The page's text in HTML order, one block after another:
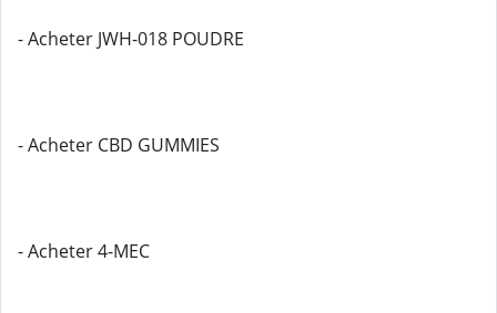
- Acheter JWH-018 POUDRE
- Acheter CBD GUMMIES
- Acheter 4-MEC